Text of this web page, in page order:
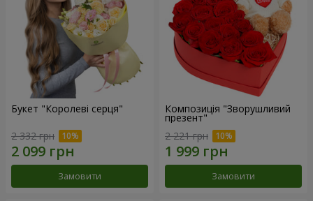
Букет "Королеві серця"
2 332 грн
Замовити
Композиція "Зворушливий
презент"
2 221 грн
Замовити